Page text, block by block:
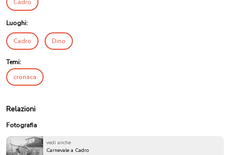
Cadro
Luoghi:
Cadro Dino
Temi:
cronaca
Relazioni
Fotografia
vedi anche
Carnevale a Cadro